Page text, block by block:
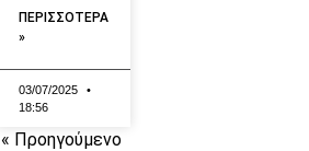
ΠΕΡΙΣΣΟΤΕΡΑ
»
03/07/2025
18:56
« Προηγούμενο